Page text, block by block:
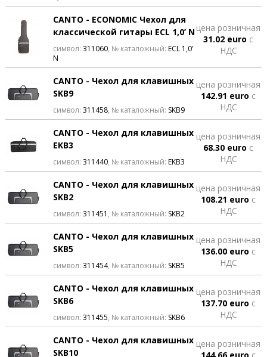
CANTO - ECONOMIC Чехол для
классической гитары ECL 1,0’ N
символ: 311060, № каталожный: ECL 1,0’
N
цена розничная
31.02 euro с
НДС
CANTO - Чехол для клавишных
SKB9
символ: 311458, № каталожный: SKB9
цена розничная
142.91 euro с
НДС
CANTO - Чехол для клавишных
EKB3
символ: 311440, № каталожный: EKB3
цена розничная
68.30 euro с
НДС
CANTO - Чехол для клавишных
SKB2
символ: 311451 , № каталожный: SKB2
цена розничная
108.21 euro с
НДС
CANTO - Чехол для клавишных
SKB5
символ: 311454, № каталожный: SKB5
цена розничная
136.00 euro с
НДС
CANTO - Чехол для клавишных
SKB6
символ: 311455, № каталожный: SKB6
цена розничная
137.70 euro с
НДС
CANTO - Чехол для клавишных
SKB10
цена розничная